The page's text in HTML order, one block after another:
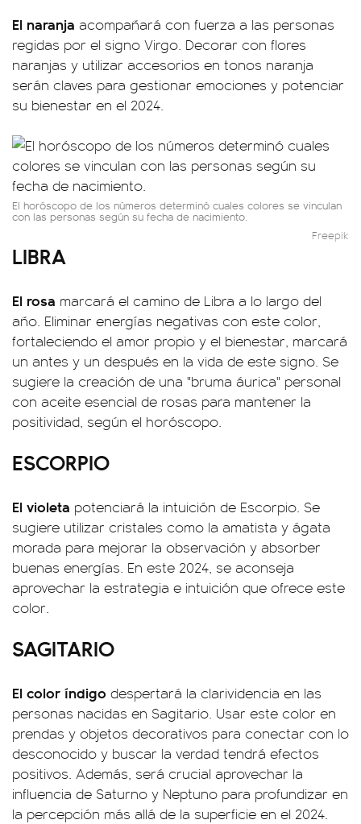
El naranja acompañará con fuerza a las personas
regidas por el signo Virgo. Decorar con flores
naranjas y utilizar accesorios en tonos naranja
serán claves para gestionar emociones y potenciar
su bienestar en el 2024.
El horóscopo de los números determinó cuales colores se vinculan
con las personas según su fecha de nacimiento.
Freepik
LIBRA
El rosa marcará el camino de Libra a lo largo del
año. Eliminar energías negativas con este color,
fortaleciendo el amor propio y el bienestar, marcará
un antes y un después en la vida de este signo. Se
sugiere la creación de una "bruma áurica" personal
con aceite esencial de rosas para mantener la
positividad, según el horóscopo.
ESCORPIO
El violeta potenciará la intuición de Escorpio. Se
sugiere utilizar cristales como la amatista y ágata
morada para mejorar la observación y absorber
buenas energías. En este 2024, se aconseja
aprovechar la estrategia e intuición que ofrece este
color.
SAGITARIO
El color índigo despertará la clarividencia en las
personas nacidas en Sagitario. Usar este color en
prendas y objetos decorativos para conectar con lo
desconocido y buscar la verdad tendrá efectos
positivos. Además, será crucial aprovechar la
influencia de Saturno y Neptuno para profundizar en
la percepción más allá de la superficie en el 2024.